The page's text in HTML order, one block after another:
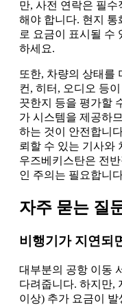
만, 사전 연락은 필수
해야 합니다. 현지 통
로 요금이 표시될 수
하세요.
또한, 차량의 상태를
컨, 히터, 오디오 등
끗한지 등을 평가할
가 시스템을 제공하
하는 것이 안전합니
뢰할 수 있는 기사와
우즈베키스탄은 전
인 주의는 필요합니
자주 묻는 질
비행기가 지연되
대부분의 공항 이동
다려줍니다. 하지만,
이상) 추가 요금이